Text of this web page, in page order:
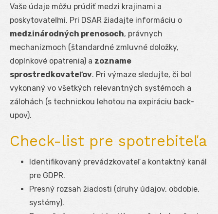
Vaše údaje môžu prúdiť medzi krajinami a
poskytovateľmi. Pri DSAR žiadajte informáciu o
medzinárodných prenosoch, právnych
mechanizmoch (štandardné zmluvné doložky,
doplnkové opatrenia) a zozname
sprostredkovateľov. Pri výmaze sledujte, či bol
vykonaný vo všetkých relevantných systémoch a
zálohách (s technickou lehotou na expiráciu back-
upov).
Check-list pre spotrebiteľa
Identifikovaný prevádzkovateľ a kontaktný kanál
pre GDPR.
Presný rozsah žiadosti (druhy údajov, obdobie,
systémy).